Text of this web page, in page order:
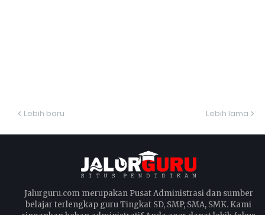
Lebih baru Lebih lama
Jalurguru.com merupakan Pusat Administrasi dan sumber
belajar terlengkap guru Tingkat SD, SMP, SMA, SMK. Kami